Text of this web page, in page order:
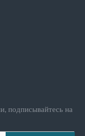
подписывайтесь на